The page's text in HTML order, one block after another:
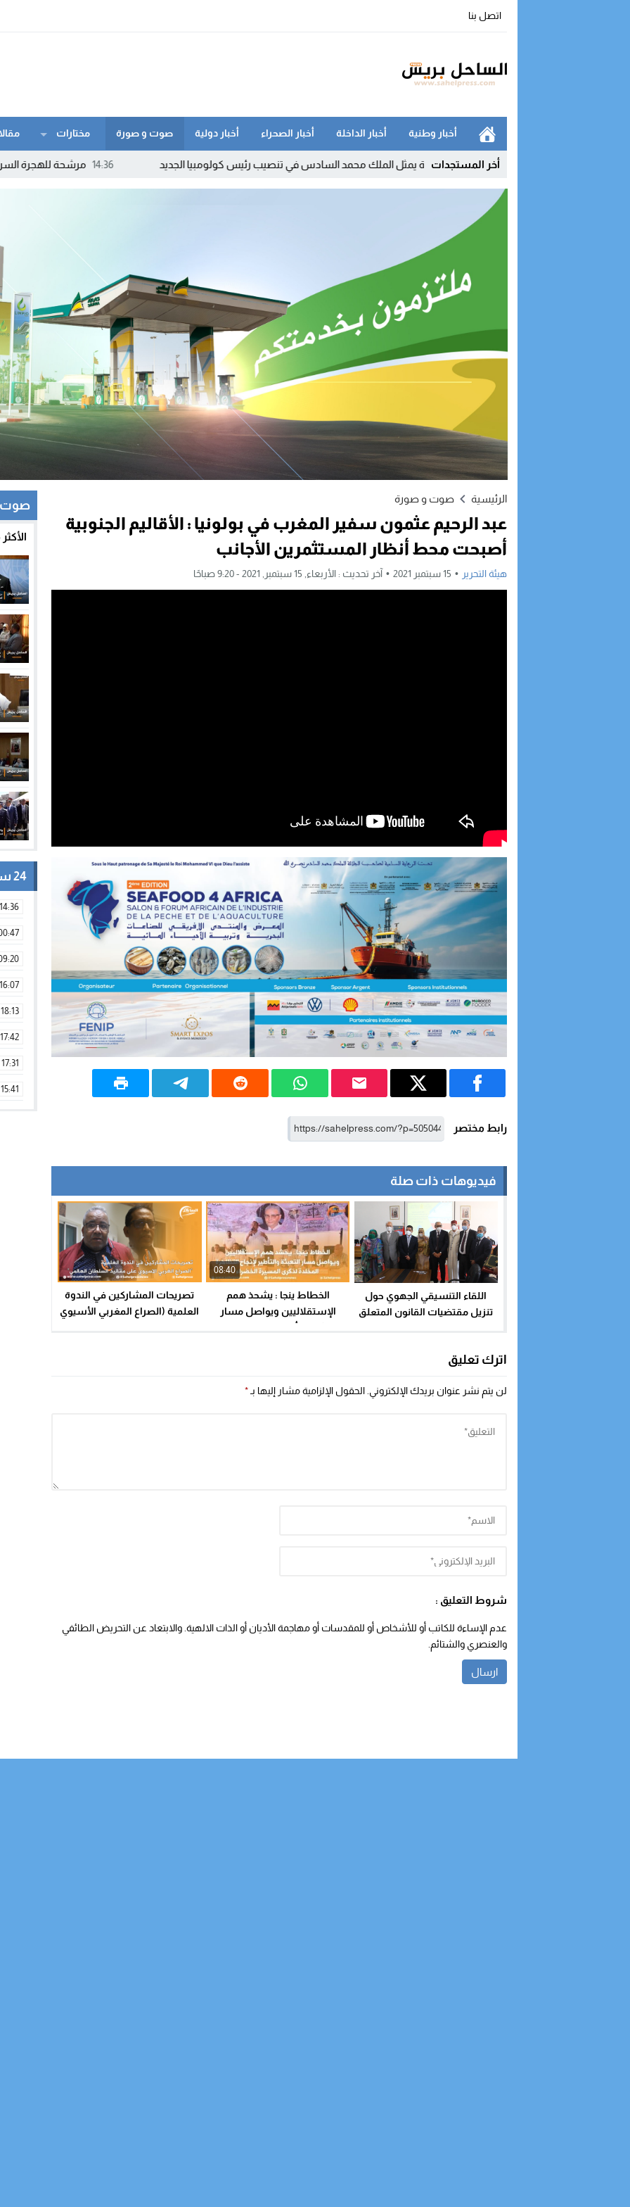
اتصل بنا
أخبار وطنية أخبار الداخلة أخبار الصحراء أخبار دولية صوت و صورة مختارات
أخر المستجدات 14:36 مرشحة للهجرة السرية تواجه بوريطة يمثل الملك محمد السادس في تنصيب رئيس كولومبيا الجديد
الرئيسية صوت و صورة
عبد الرحيم عثمون سفير المغرب في بولونيا : الأقاليم الجنوبية
أصبحت محط أنظار المستثمرين الأجانب
هيئة التحرير 15 سبتمبر 2021 آخر تحديث : الأربعاء, 15 سبتمبر, 2021 - 9:20 صباحًا
رابط مختصر
فيديوهات ذات صلة
اللقاء التنسيقي الجهوي حول
تنزيل مقتضيات القانون المتعلق
08:40
الخطاط ينجا : يشحذ همم
الإستقلاليين ويواصل مسار
تصريحات المشاركين في الندوة
العلمية (الصراع المغربي الأسيوي
اترك تعليق
لن يتم نشر عنوان بريدك الإلكتروني. الحقول الإلزامية مشار إليها بـ *
شروط التعليق :
عدم الإساءة للكاتب أو للأشخاص أو للمقدسات أو مهاجمة الأديان أو الذات الالهية. والابتعاد عن التحريض الطائفي
والعنصري والشتائم.
صوت
24 ساعة
14:36
16:07
18:13
17:42
17:31
15:41